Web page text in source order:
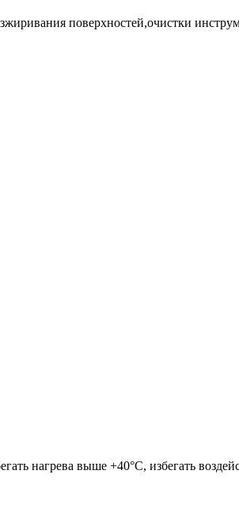
поверхностей,очистки
нагрева выше +40°С, избегать